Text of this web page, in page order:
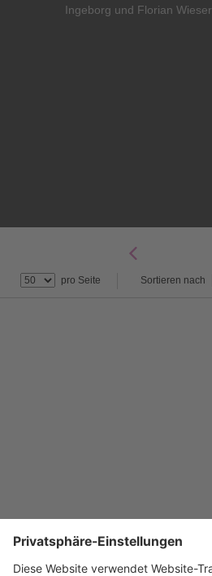
Ingeborg und Florian Wieser
pro Seite Sortieren nach